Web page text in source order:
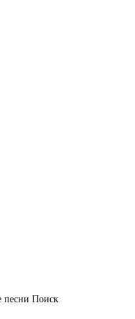
песни Поиск